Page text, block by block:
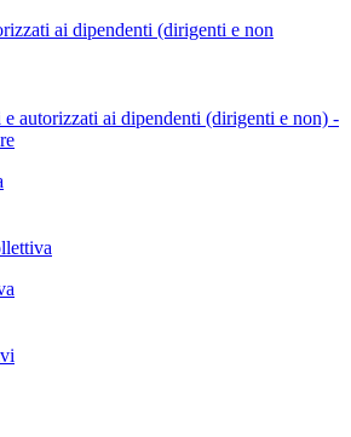
ai dipendenti (dirigenti e non
autorizzati ai dipendenti (dirigenti e non) -